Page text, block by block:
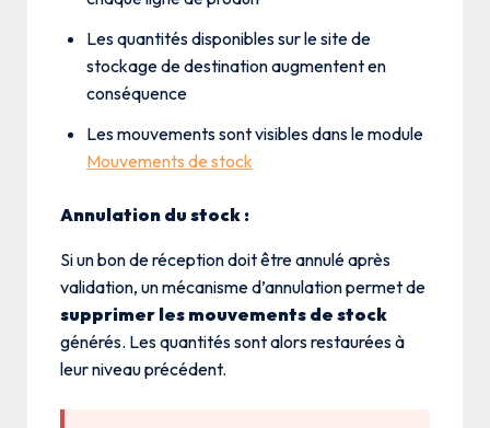
Les quantités disponibles sur le site de
stockage de destination augmentent en
conséquence
Les mouvements sont visibles dans le module
Mouvements de stock
Annulation du stock :
Si un bon de réception doit être annulé après
validation, un mécanisme d’annulation permet de
supprimer les mouvements de stock
générés. Les quantités sont alors restaurées à
leur niveau précédent.